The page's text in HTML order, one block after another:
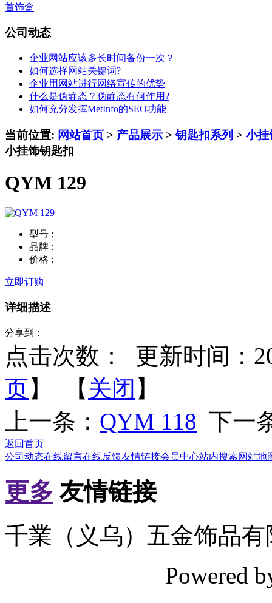
首饰盒
公司动态
企业网站应该多长时间备份一次？
如何选择网站关键词?
企业用网站进行网络宣传的优势
什么是伪静态？伪静态有何作用?
如何充分发挥MetInfo的SEO功能
当前位置: 网站首页 > 产品展示 >钥匙扣系列 > 小挂
小挂饰钥匙扣
QYM 129
型号 :
品牌 :
价格 :
立即订购
详细描述
分享到：
点击次数：
更新时间：
页】 【 关闭 】
上一条： QYM 118 下一
返回首页
公司动态在线留言在线反馈友情链接会员中心站内搜索网站地
更多 友情链接
千業（义乌）五金饰品
Powered